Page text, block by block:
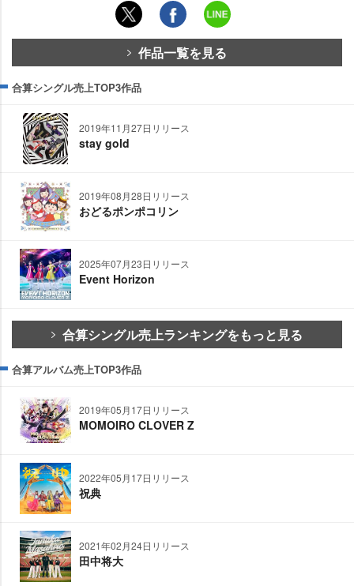
作品一覧を見る
合算シングル売上TOP3作品
2019年11月27日リリース
stay gold
2019年08月28日リリース
おどるポンポコリン
2025年07月23日リリース
Event Horizon
合算シングル売上ランキングをもっと見る
合算アルバム売上TOP3作品
2019年05月17日リリース
MOMOIRO CLOVER Z
2022年05月17日リリース
祝典
2021年02月24日リリース
田中将大